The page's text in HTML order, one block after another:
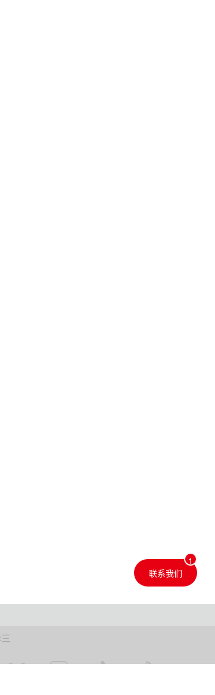
联系我们